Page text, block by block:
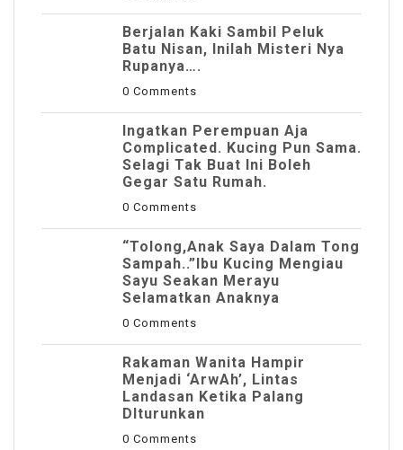
Berjalan Kaki Sambil Peluk
Batu Nisan, Inilah Misteri Nya
Rupanya….
0 Comments
Ingatkan Perempuan Aja
Complicated. Kucing Pun Sama.
Selagi Tak Buat Ini Boleh
Gegar Satu Rumah.
0 Comments
“Tolong,Anak Saya Dalam Tong
Sampah..”Ibu Kucing Mengiau
Sayu Seakan Merayu
Selamatkan Anaknya
0 Comments
Rakaman Wanita Hampir
Menjadi ‘ArwAh’, Lintas
Landasan Ketika Palang
DIturunkan
0 Comments